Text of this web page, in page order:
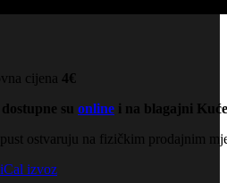
cijena 4€
su online i na blagajni
ostvaruju na fizičkim prodajnim
izvoz